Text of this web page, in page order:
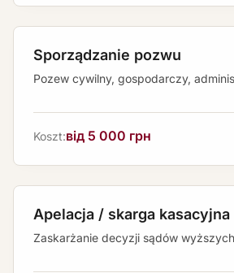
Sporządzanie pozwu
Pozew cywilny, gospodarczy,
Koszt:від 5 000 грн
Apelacja / skarga kasacyjna
Zaskarżanie decyzji sądów